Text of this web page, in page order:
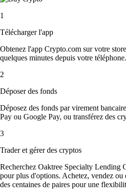
1
Télécharger l'app
Obtenez l'app Crypto.com sur votre
quelques minutes depuis votre téléphone.
2
Déposer des fonds
Déposez des fonds par virement
Pay ou Google Pay, ou transférez des
3
Trader et gérer des cryptos
Recherchez Oaktree Specialty Lending
pour plus d'options. Achetez, vendez ou
des centaines de paires pour une